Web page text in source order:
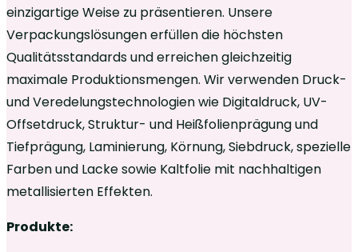
einzigartige Weise zu präsentieren. Unsere
Verpackungslösungen erfüllen die höchsten
Qualitätsstandards und erreichen gleichzeitig
maximale Produktionsmengen. Wir verwenden Druck-
und Veredelungstechnologien wie Digitaldruck, UV-
Offsetdruck, Struktur- und Heißfolienprägung und
Tiefprägung, Laminierung, Körnung, Siebdruck, spezielle
Farben und Lacke sowie Kaltfolie mit nachhaltigen
metallisierten Effekten.
Produkte: